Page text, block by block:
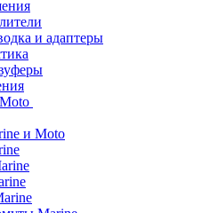
и адаптеры
и Moto